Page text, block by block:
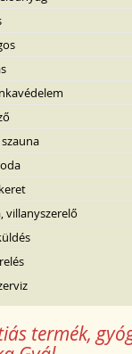
villanyszerelő
termék,